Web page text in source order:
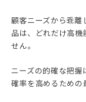
顧客ニーズから乖離
品は、どれだけ高機
せん。
ニーズの的確な把
確率を高めるための